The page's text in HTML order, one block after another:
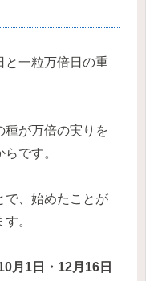
と一粒万倍日の重
種が万倍の実りを
です。
で、始めたことが
。
月1日・12月16日